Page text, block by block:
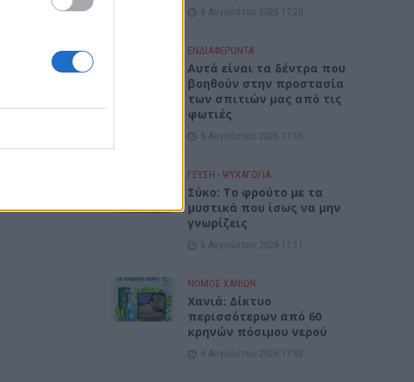
6 Αυγούστου 2026 17:20
ΕΝΔΙΑΦΕΡΟΝΤΑ
Αυτά είναι τα δέντρα που
βοηθούν στην προστασία
των σπιτιών μας από τις
φωτιές
6 Αυγούστου 2026 17:16
ΓΕΎΣΗ - ΨΥΧΑΓΩΓΊΑ
Σύκο: Το φρούτο με τα
μυστικά που ίσως να μην
γνωρίζεις
6 Αυγούστου 2026 17:11
ΝΟΜΌΣ ΧΑΝΊΩΝ
Xανιά: Δίκτυο
περισσότερων από 60
κρηνών πόσιμου νερού
6 Αυγούστου 2026 17:03